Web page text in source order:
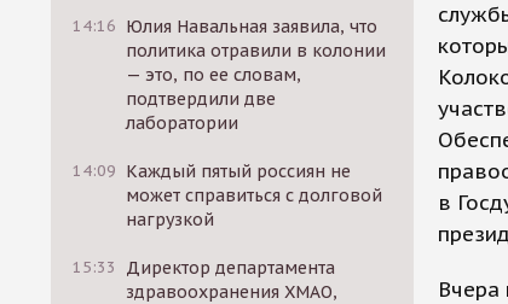
14:16 Юлия Навальная заявила, что
политика отравили в колонии
— это, по ее словам,
подтвердили две
лаборатории
14:09 Каждый пятый россиян не
может справиться с долговой
нагрузкой
15:33
Директор департамента
здравоохранения ХМАО,
в
Вчера